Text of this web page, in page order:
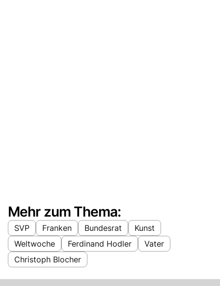
Mehr zum Thema:
SVP Franken Bundesrat
Kunst
Weltwoche
Ferdinand Hodler
Vater
Christoph Blocher